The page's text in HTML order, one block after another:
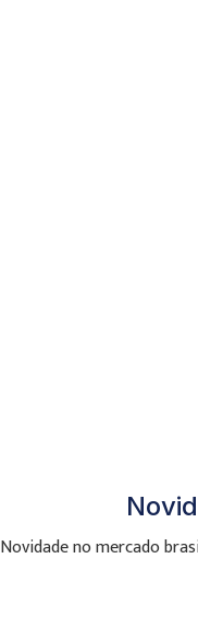
Novidade no mercado